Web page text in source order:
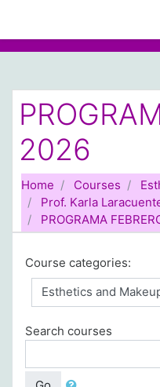
2026
Home Courses
Prof. Karla
PROGRAMA
Course categories:
Search courses